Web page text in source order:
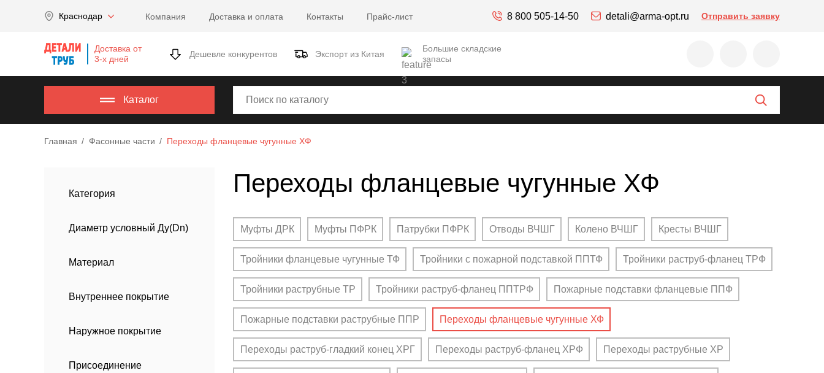
Краснодар Компания Доставка и оплата Контакты Прайс-лист 8 800 505-14-50 detali@arma-opt.ru Отправить заявку
Доставка от
3-х дней
Дешевле конкурентов Экспорт из Китая
Большие складские
запасы
Каталог
Главная Фасонные части Переходы фланцевые чугунные ХФ
Категория
Диаметр условный Ду(Dn)
Материал
Внутреннее покрытие
Наружное покрытие
Присоединение
Переходы фланцевые чугунные ХФ
Муфты ДРК Муфты ПФРК Патрубки ПФРК Отводы ВЧШГ Колено ВЧШГ Кресты ВЧШГ
Тройники фланцевые чугунные ТФ Тройники с пожарной подставкой ППТФ Тройники раструб-фланец ТРФ
Тройники раструбные ТР Тройники раструб-фланец ППТРФ Пожарные подставки фланцевые ППФ
Пожарные подставки раструбные ППР Переходы фланцевые чугунные ХФ
Переходы раструб-гладкий конец ХРГ Переходы раструб-фланец ХРФ Переходы раструбные ХР
Московская
info@example.com